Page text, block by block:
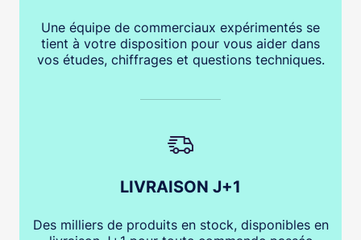
Une équipe de commerciaux expérimentés se
tient à votre disposition pour vous aider dans
vos études, chiffrages et questions techniques.
LIVRAISON J+1
Des milliers de produits en stock, disponibles en